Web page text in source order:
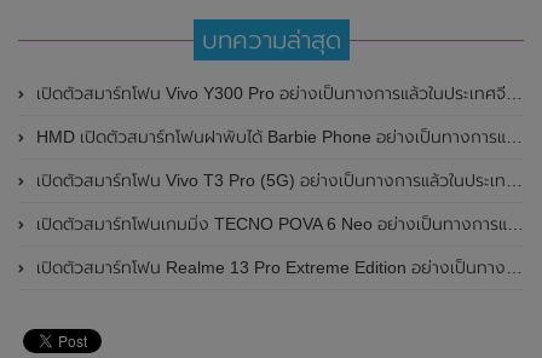
บทความล่าสุด
เปิดตัวสมาร์ทโฟน Vivo Y300 Pro อย่างเป็นทางการแล้วในประเทศจีน มาพร้อมดีไซน์พรีเมี่ยม ทนทาน และแบตเตอรี่สุดอึดขนาดใหญ่ 6,500mAh พร้อมรองรับการชาร์จไว 80W
HMD เปิดตัวสมาร์ทโฟนฝาพับได้ Barbie Phone อย่างเป็นทางการแล้ว มาพร้อมธีมสีชมพูสดใส
เปิดตัวสมาร์ทโฟน Vivo T3 Pro (5G) อย่างเป็นทางการแล้วในประเทศอินเดีย
เปิดตัวสมาร์ทโฟนเกมมิ่ง TECNO POVA 6 Neo อย่างเป็นทางการแล้วในประเทศไทย ในราคา 8,499 บาท
เปิดตัวสมาร์ทโฟน Realme 13 Pro Extreme Edition อย่างเป็นทางการแล้วในประเทศจีน